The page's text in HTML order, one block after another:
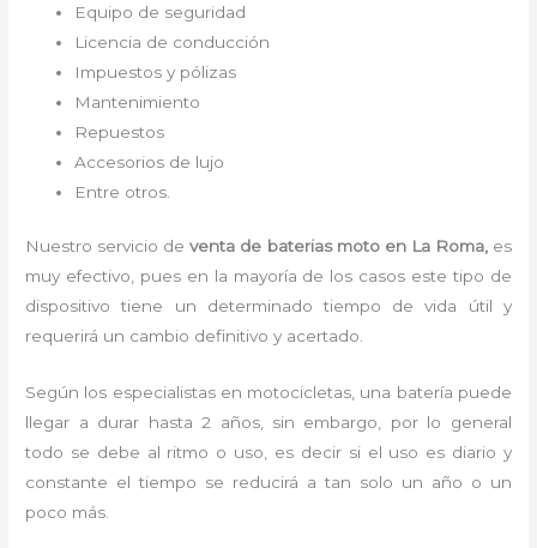
Equipo de seguridad
Licencia de conducción
Impuestos y pólizas
Mantenimiento
Repuestos
Accesorios de lujo
Entre otros.
Nuestro servicio deventa de baterias motoen La Roma, es
muy efectivo, pues en la mayoría de los casos este tipo de
dispositivo tiene un determinado tiempo de vida útil y
requerirá un cambio definitivo y acertado.
Según los especialistas en motocicletas, una batería puede
llegar a durar hasta 2 años, sin embargo, por lo general
todo se debe al ritmo o uso, es decir si el uso es diario y
constante el tiempo se reducirá a tan solo un año o un
poco más.